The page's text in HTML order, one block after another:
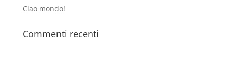
Ciao mondo!
Commenti recenti